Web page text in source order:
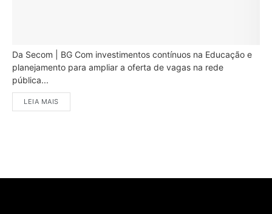
Da Secom | BG Com investimentos contínuos na Educação e
planejamento para ampliar a oferta de vagas na rede
pública...
LEIA MAIS